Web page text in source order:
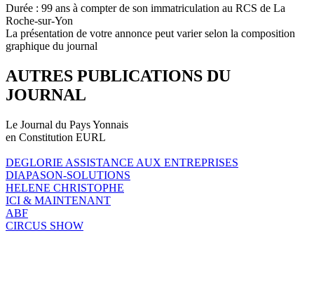
Durée : 99 ans à compter de son immatriculation au RCS de La
Roche-sur-Yon
La présentation de votre annonce peut varier selon la composition
graphique du journal
AUTRES PUBLICATIONS DU
JOURNAL
Le Journal du Pays Yonnais
en Constitution EURL
DEGLORIE ASSISTANCE AUX ENTREPRISES
DIAPASON-SOLUTIONS
HELENE CHRISTOPHE
ICI & MAINTENANT
ABF
CIRCUS SHOW